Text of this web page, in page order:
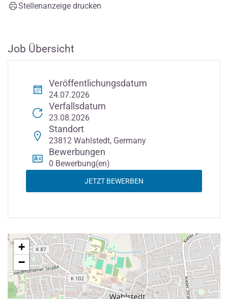
Stellenanzeige drucken
Job Übersicht
Veröffentlichungsdatum
24.07.2026
Verfallsdatum
23.08.2026
Standort
23812 Wahlstedt, Germany
Bewerbungen
0 Bewerbung(en)
JETZT BEWERBEN
+
−